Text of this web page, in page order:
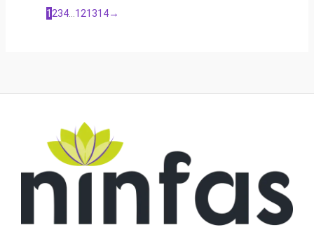
1234…121314→